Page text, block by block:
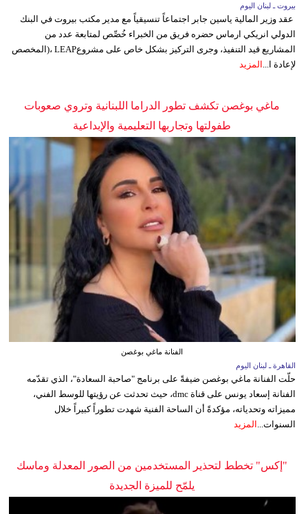
بيروت ـ لبنان اليوم
عقد وزير المالية ياسين جابر اجتماعاً تنسيقياً مع مدير مكتب بيروت في البنك
الدولي انريكي ارماس حضره فريق من الخبراء خُصِّص لمتابعة عدد من
المشاريع قيد التنفيذ، وجرى التركيز بشكل خاص على مشروعLEAP ،(المخصص
لإعادة ا... المزيد
ماغي بوغصن تكشف تطور الدراما اللبنانية وتروي صعوبات
طفولتها وتجاربها التعليمية والإبداعية
الفنانة ماغي بوغصن
القاهرة ـ لبنان اليوم
حلّت الفنانة ماغي بوغصن ضيفةً على برنامج "صاحبة السعادة"، الذي تقدّمه
الفنانة إسعاد يونس على قناة dmc، حيث تحدثت عن رؤيتها للوسط الفني،
مميزاته وتحدياته، مؤكدةً أن الساحة الفنية شهدت تطوراً كبيراً خلال
السنوات...
المزيد
"إكس" تخطط لتحذير المستخدمين من الصور المعدلة وماسك
يلمّح للميزة الجديدة